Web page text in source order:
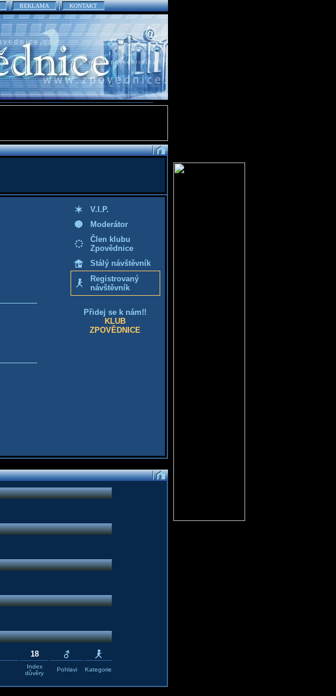
REKLAMA KONTAKT
V.I.P.
Moderátor
Člen klubu
Zpovědnice
Stálý návštěvník
Registrovaný
návštěvník
Přidej se k nám!!
KLUB
ZPOVĚDNICE
18
Index
důvěry
Pohlavi Kategorie